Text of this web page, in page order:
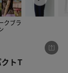
クブラ
トT
ンパクトT